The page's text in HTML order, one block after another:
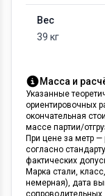
Вес
39 кг
Масса и
Указанные
ориентировочных
окончательная
массе партии/
При цене за метр —
согласно
фактических
Марка стали,
немерная), дата
сопроводительных